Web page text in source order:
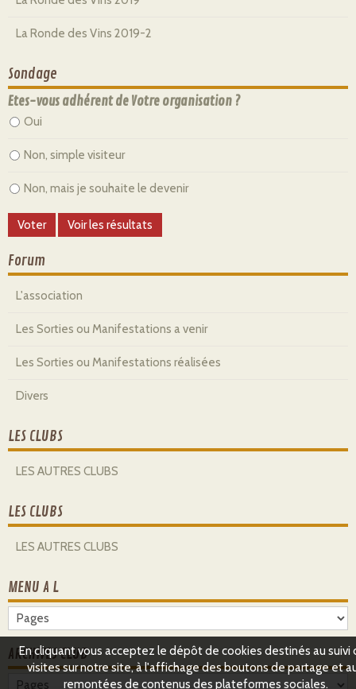
La Ronde des Vins 2019-2
Sondage
Etes-vous adhérent de Votre organisation ?
Oui
Non, simple visiteur
Non, mais je souhaite le devenir
Forum
L'association
Les Sorties ou Manifestations a venir
Les Sorties ou Manifestations réalisées
Divers
LES CLUBS
LES AUTRES CLUBS
LES CLUBS
LES AUTRES CLUBS
MENU A L
ARCHIVES CLUB
En cliquant vous acceptez le dépôt de cookies destinés au suivi
visites sur notre site, à l'affichage des boutons de partage et
remontées de contenus des plateformes sociales.